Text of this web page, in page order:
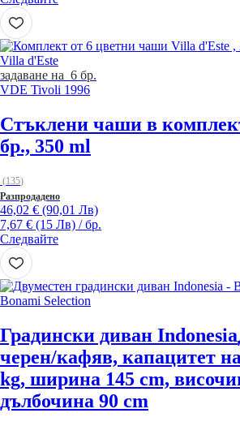
задаване на 6 бр.
VDE Tivoli 1996
Стъклени чаши в
бр., 350 ml
(135)
Разпродадено
46,02 € (90,01 Лв)
7,67 € (15 Лв) / бр.
Следвайте
Bonami Selection
Градински диван Indonesia
черен/кафяв, капацитет
kg, ширина 145 cm,
дълбочина 90 cm